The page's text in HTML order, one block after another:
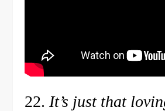
22. It’s just that